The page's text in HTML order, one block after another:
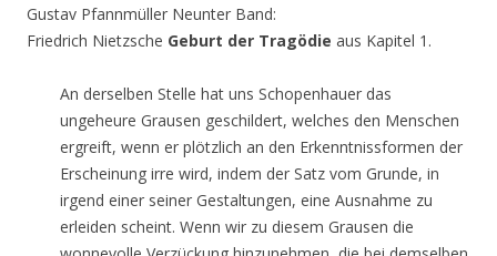
Gustav Pfannmüller Neunter Band:
Friedrich Nietzsche Geburt der Tragödie aus Kapitel 1.
An derselben Stelle hat uns Schopenhauer das
ungeheure Grausen geschildert, welches den Menschen
ergreift, wenn er plötzlich an den Erkenntnissformen der
Erscheinung irre wird, indem der Satz vom Grunde, in
irgend einer seiner Gestaltungen, eine Ausnahme zu
erleiden scheint. Wenn wir zu diesem Grausen die